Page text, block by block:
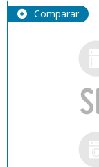
Comparar